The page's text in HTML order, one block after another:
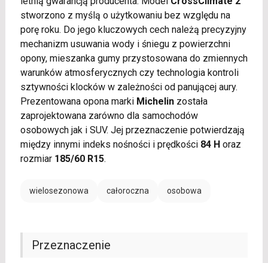
stworzono z myślą o użytkowaniu bez względu na
porę roku. Do jego kluczowych cech należą precyzyjny
mechanizm usuwania wody i śniegu z powierzchni
opony, mieszanka gumy przystosowana do zmiennych
warunków atmosferycznych czy technologia kontroli
sztywności klocków w zależności od panującej aury.
Prezentowana opona marki Michelinzostała
zaprojektowana zarówno dla samochodów
osobowych jak i SUV. Jej przeznaczenie potwierdzają
między innymi indeks nośności i prędkości 84 Horaz
rozmiar 185/60 R15.
wielosezonowa całoroczna osobowa
Przeznaczenie